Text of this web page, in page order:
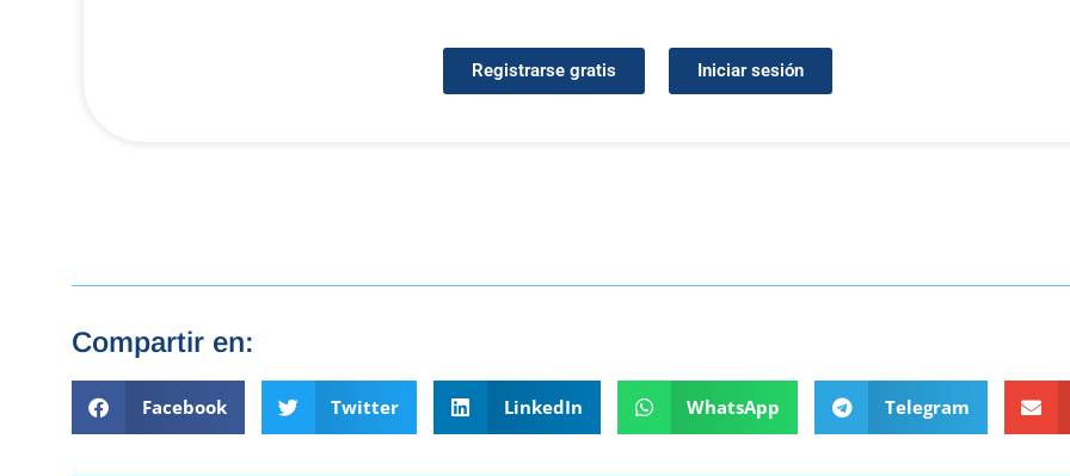
Registrarse gratis Iniciar sesión
Compartir en:
Facebook Twitter LinkedIn WhatsApp Telegram